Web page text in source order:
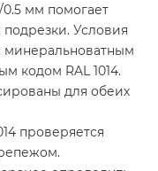
мм помогает
подрезки. Условия
кодом RAL 1014.
для обеих
проверяется